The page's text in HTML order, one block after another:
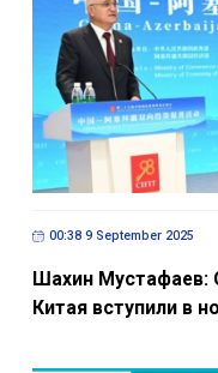
00:38 9 September 2025
Шахин Мустафаев:
Китая вступили в